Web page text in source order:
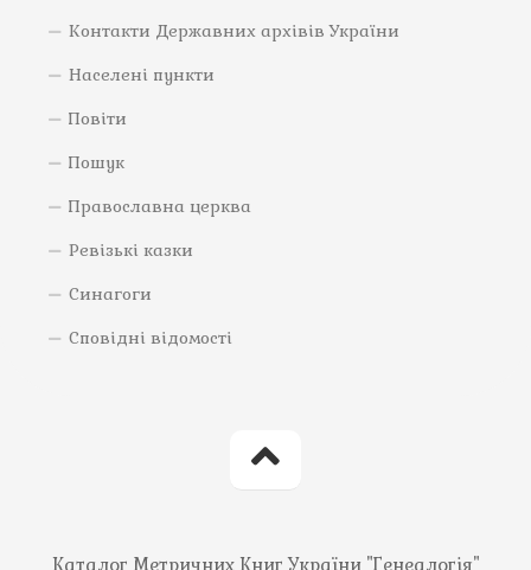
Контакти Державних архівів України
Населені пункти
Повіти
Пошук
Православна церква
Ревізькі казки
Синагоги
Сповідні відомості
Каталог Метричних Книг України "Генеалогія"